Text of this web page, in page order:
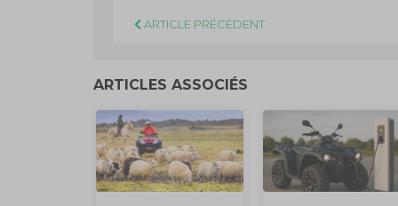
ARTICLE PRÉCÉDENT
ARTICLES ASSOCIÉS